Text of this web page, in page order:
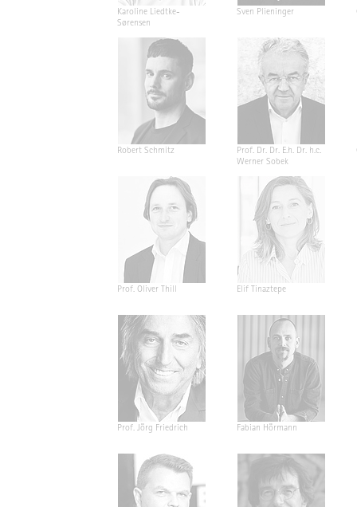
Karoline Liedtke-
Sørensen
Sven Plieninger
Robert Schmitz
Prof. Dr. Dr. E.h. Dr. h.c.
Werner Sobek
Prof. Oliver Thill Elif Tinaztepe
Prof. Jörg Friedrich Fabian Hörmann